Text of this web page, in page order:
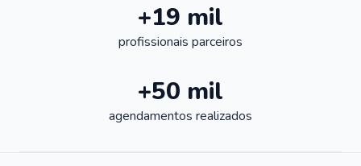
+19 mil
profissionais parceiros
+50 mil
agendamentos realizados